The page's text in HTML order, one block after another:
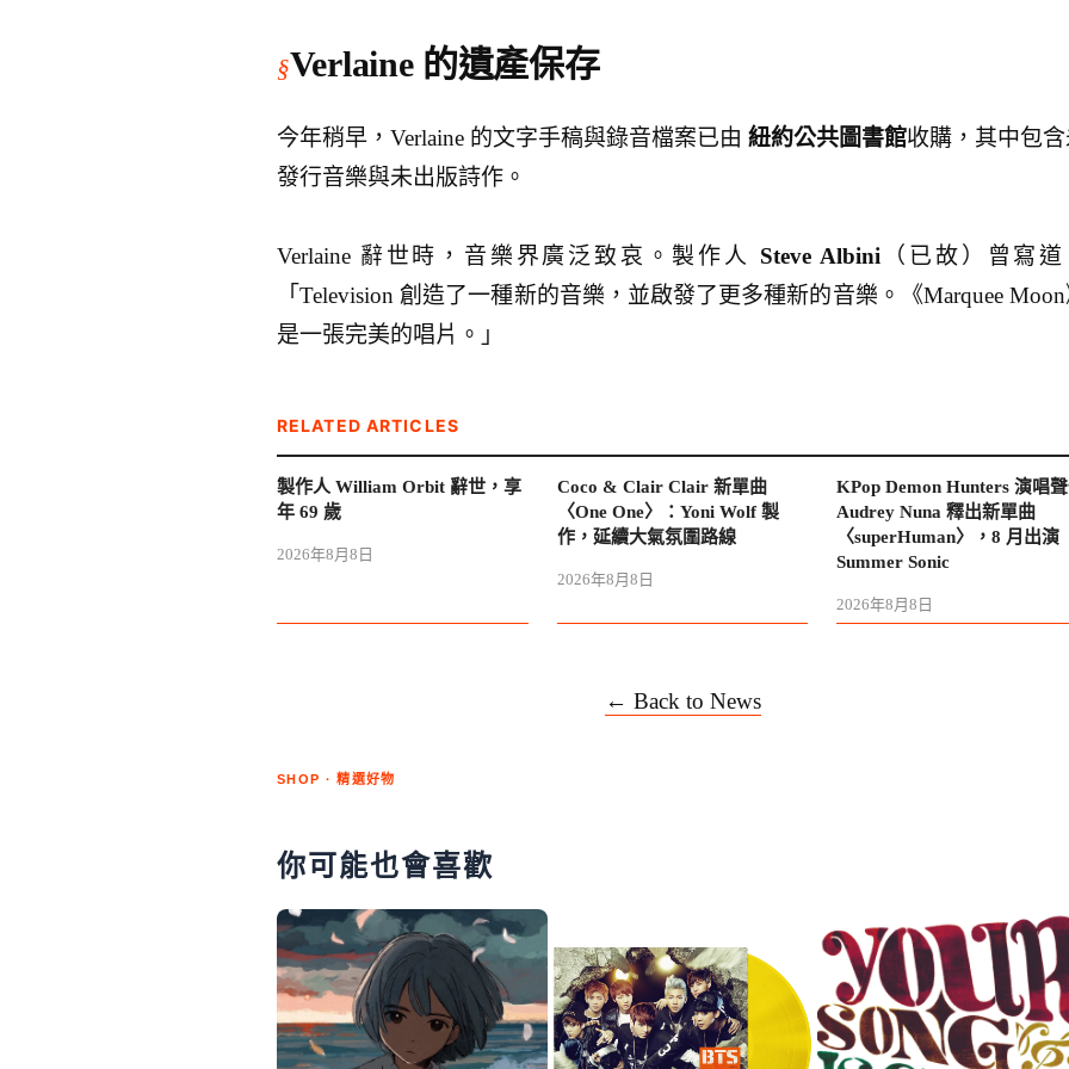
Verlaine 的遺產保存
今年稍早，Verlaine 的文字手稿與錄音檔案已由 紐約公共圖書館收購，其中包含
發行音樂與未出版詩作。
Verlaine 辭世時，音樂界廣泛致哀。製作人 Steve Albini （已故）曾寫道
「Television 創造了一種新的音樂，並啟發了更多種新的音樂。《Marquee Moon
是一張完美的唱片。」
RELATED ARTICLES
製作人 William Orbit 辭世，享
年 69 歲
2026年8月8日
Coco & Clair Clair 新單曲
〈One One〉：Yoni Wolf 製
作，延續大氣氛圍路線
2026年8月8日
KPop Demon Hunters 演唱
Audrey Nuna 釋出新單曲
〈superHuman〉，8 月出演
Summer Sonic
2026年8月8日
← Back to News
SHOP · 精選好物
你可能也會喜歡